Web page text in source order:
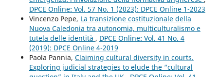
DPCE Online: Vol. 57 No. 1 (2023): DPCE Online 1-2023
Vincenzo Pepe, La transizione costituzionale della
Nuova Caledonia tra autonomia, multiculturalismo e
tutela delle identità , DPCE Online: Vol. 41 No. 4
(2019): DPCE Online 4-2019
Paola Pannia, Claiming cultural diversity in courts.
Exploring judicial strategies to elude the “cultural